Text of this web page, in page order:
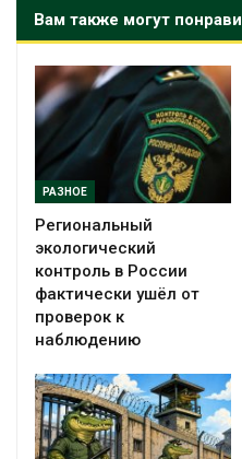
Вам также могут
РАЗНОЕ
Региональный
экологический
контроль в России
фактически ушёл от
проверок к
наблюдению